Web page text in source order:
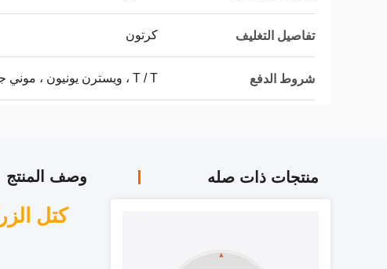
تفاصيل التغليف كرتون
شروط الدفع T / T ، ويسترن يونيون ، موني جرام ، باي بال
منتجات ذات صله وصف المنتج